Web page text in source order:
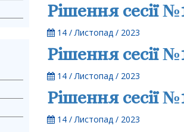
Рішення сесії
14 / Листопад / 2023
Рішення сесії
14 / Листопад / 2023
Рішення сесії
14 / Листопад / 2023